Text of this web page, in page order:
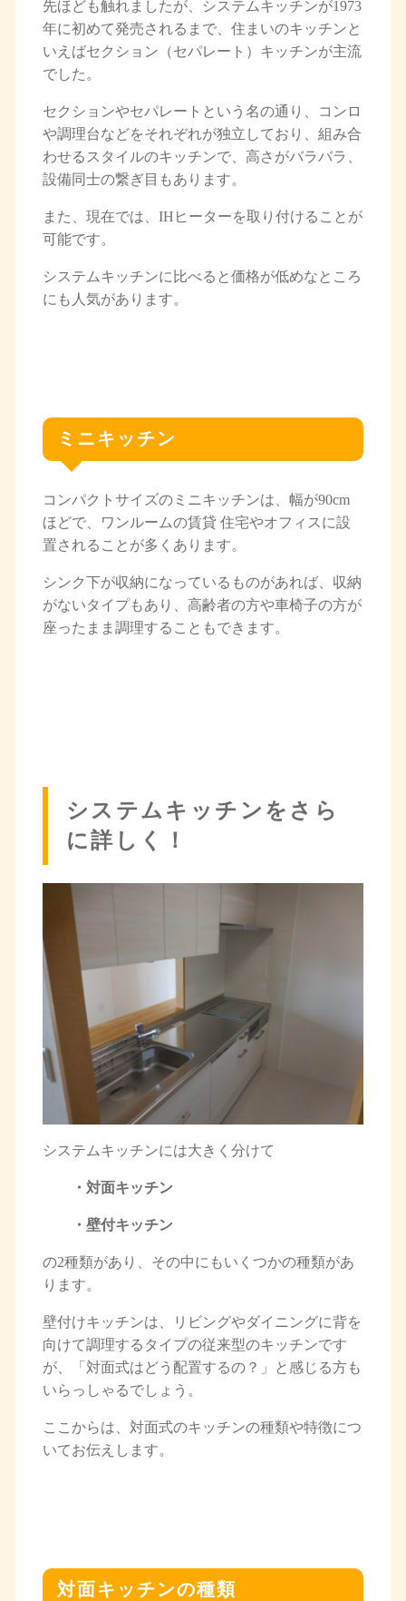
先ほども触れましたが、システムキッチンが1973
年に初めて発売されるまで、住まいのキッチンと
いえばセクション（セパレート）キッチンが主流
でした。
セクションやセパレートという名の通り、コンロ
や調理台などをそれぞれが独立しており、組み合
わせるスタイルのキッチンで、高さがバラバラ、
設備同士の繋ぎ目もあります。
また、現在では、IHヒーターを取り付けることが
可能です。
システムキッチンに比べると価格が低めなところ
にも人気があります。
ミニキッチン
コンパクトサイズのミニキッチンは、幅が90cm
ほどで、ワンルームの賃貸 住宅やオフィスに設
置されることが多くあります。
シンク下が収納になっているものがあれば、収納
がないタイプもあり、高齢者の方や車椅子の方が
座ったまま調理することもできます。
システムキッチンをさら
に詳しく！
システムキッチンには大きく分けて
・対面キッチン
・壁付キッチン
の2種類があり、その中にもいくつかの種類があ
ります。
壁付けキッチンは、リビングやダイニングに背を
向けて調理するタイプの従来型のキッチンです
が、「対面式はどう配置するの？」と感じる方も
いらっしゃるでしょう。
ここからは、対面式のキッチンの種類や特徴につ
いてお伝えします。
対面キッチンの種類